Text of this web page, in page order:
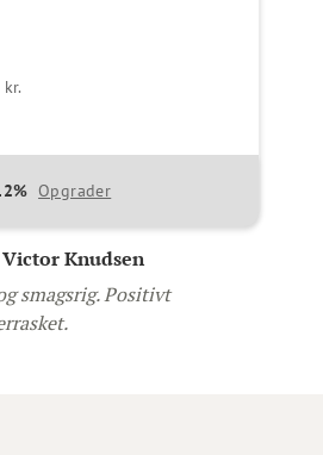
Opgrader
Knudsen
smagsrig. Positivt